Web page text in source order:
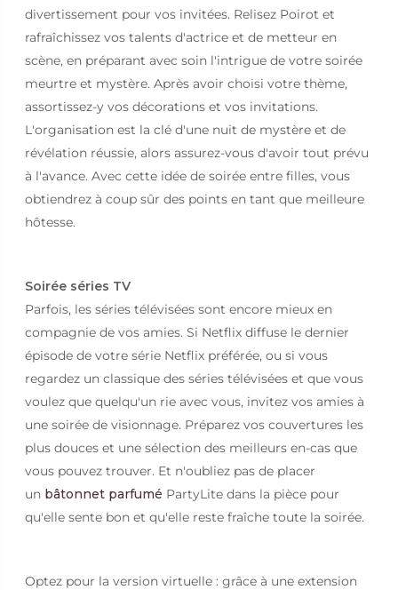
divertissement pour vos invitées. Relisez Poirot et
rafraîchissez vos talents d'actrice et de metteur en
scène, en préparant avec soin l'intrigue de votre soirée
meurtre et mystère. Après avoir choisi votre thème,
assortissez-y vos décorations et vos invitations.
L'organisation est la clé d'une nuit de mystère et de
révélation réussie, alors assurez-vous d'avoir tout prévu
à l'avance. Avec cette idée de soirée entre filles, vous
obtiendrez à coup sûr des points en tant que meilleure
hôtesse.
Soirée séries TV
Parfois, les séries télévisées sont encore mieux en
compagnie de vos amies. Si Netflix diffuse le dernier
épisode de votre série Netflix préférée, ou si vous
regardez un classique des séries télévisées et que vous
voulez que quelqu'un rie avec vous, invitez vos amies à
une soirée de visionnage. Préparez vos couvertures les
plus douces et une sélection des meilleurs en-cas que
vous pouvez trouver. Et n'oubliez pas de placer
unbâtonnet parfumé PartyLite dans la pièce pour
qu'elle sente bon et qu'elle reste fraîche toute la soirée.
Optez pour la version virtuelle : grâce à une extension